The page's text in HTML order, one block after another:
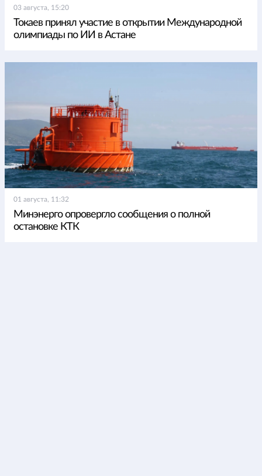
03 августа, 15:20
Токаев принял участие в открытии Международной
олимпиады по ИИ в Астане
01 августа, 11:32
Минэнерго опровергло сообщения о полной
остановке КТК